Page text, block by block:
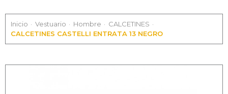
Inicio Vestuario Hombre
CALCETINES
CALCETINES CASTELLI ENTRATA 13 NEGRO